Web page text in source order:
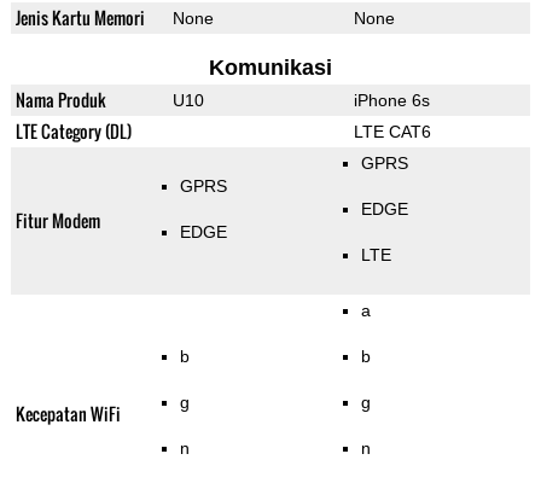
Jenis Kartu Memori None None
Komunikasi
Nama Produk U10 iPhone 6s
LTE Category (DL) LTE CAT6
Fitur Modem
GPRS
EDGE
GPRS
EDGE
LTE
Kecepatan WiFi
b
g
n
a
b
g
n